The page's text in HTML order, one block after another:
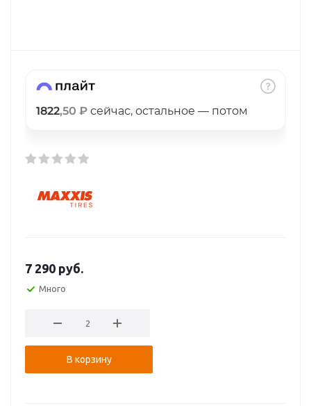
1822,50 ₽ сейчас, остальное — потом
Оплачивайте сегодня только
выбранный способом
Оставшиеся
об оплате Плайтом
7 290 руб.
Много
В корзину